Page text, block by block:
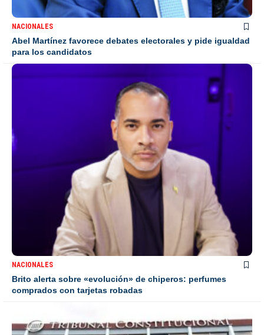
NACIONALES
Abel Martínez favorece debates electorales y pide igualdad
para los candidatos
NACIONALES
Brito alerta sobre «evolución» de chiperos: perfumes
comprados con tarjetas robadas